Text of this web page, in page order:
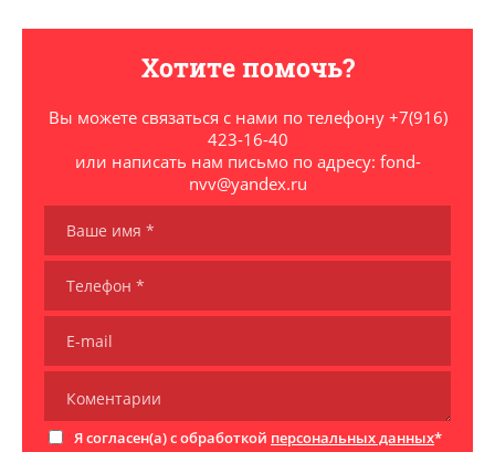
Хотите помочь?
Вы можете связаться с нами по телефону +7(916)
423-16-40
или написать нам письмо по адресу: fond-
nvv@yandex.ru
Я согласен(а) с обработкой персональных данных*